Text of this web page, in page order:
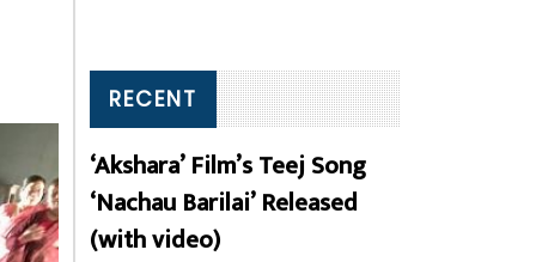
RECENT
‘Akshara’ Film’s Teej Song
‘Nachau Barilai’ Released
(with video)